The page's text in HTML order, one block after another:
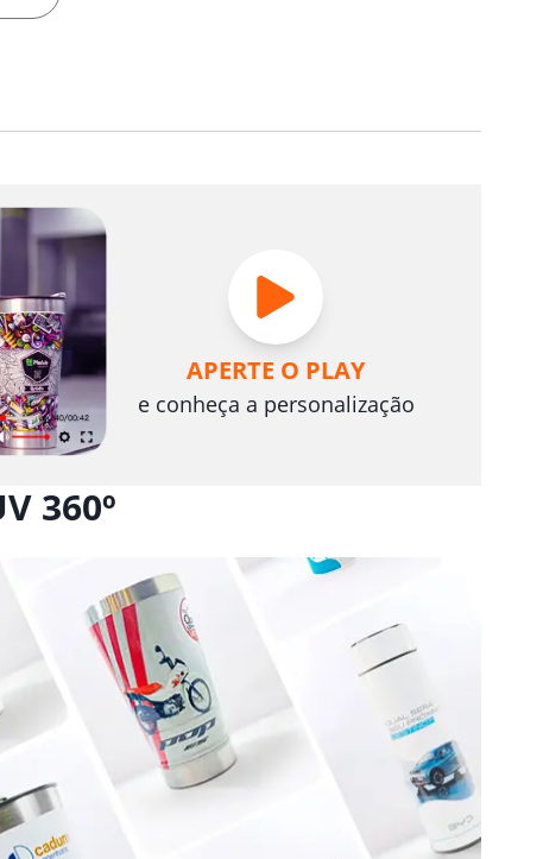
APERTE O PLAY
e conheça a personalização
360º